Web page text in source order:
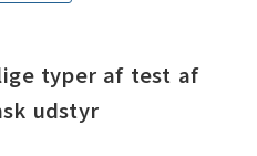
typer af test af
udstyr